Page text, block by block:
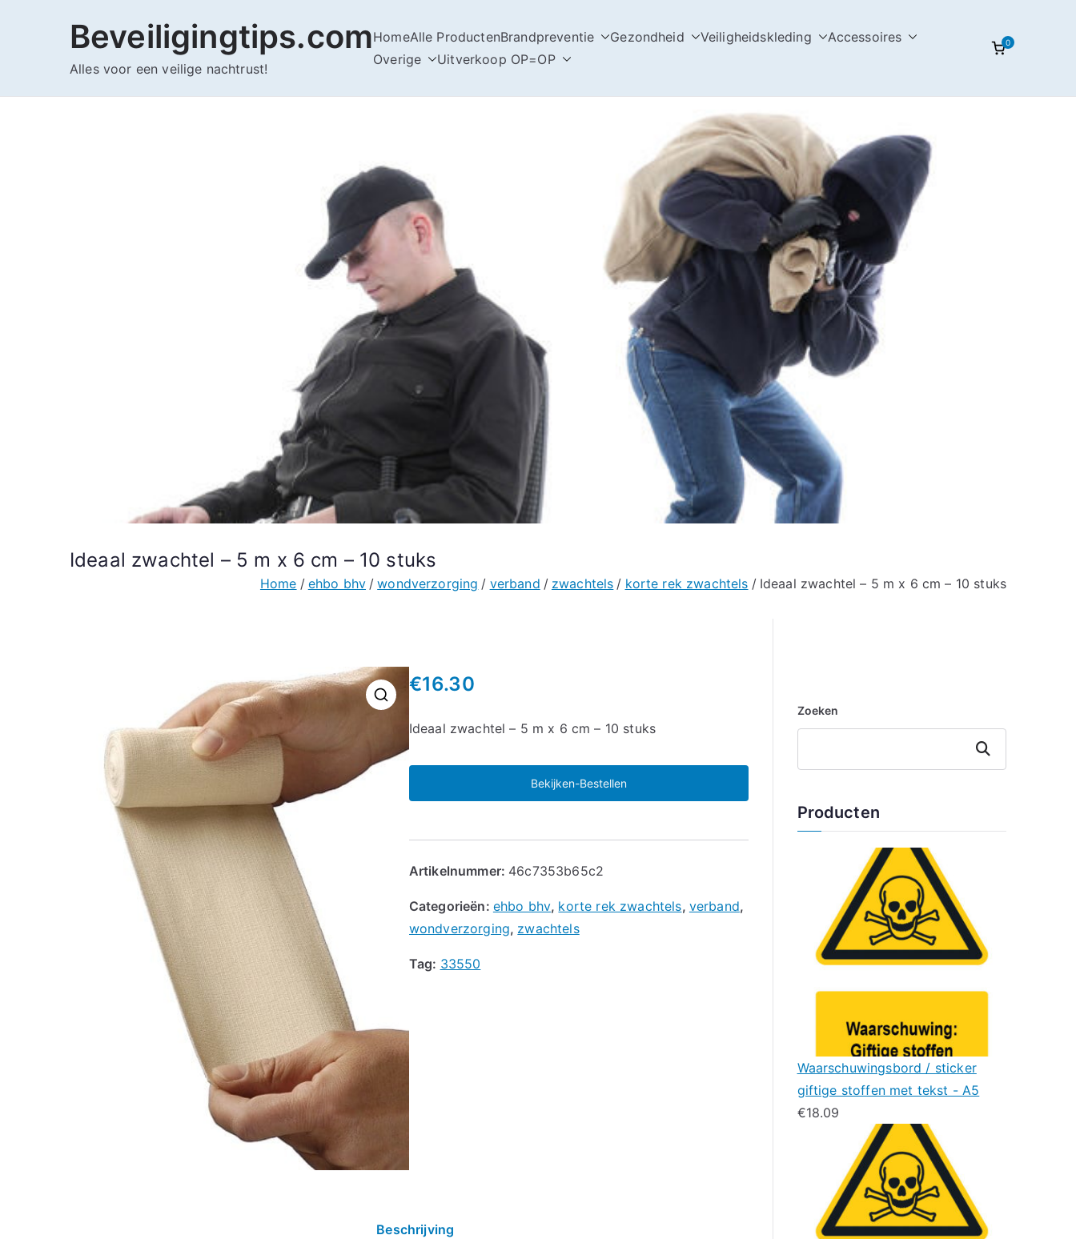
Beveiligingtips.com
Alles voor een veilige nachtrust!
HomeAlle ProductenBrandpreventie Gezondheid Veiligheidskleding
Accessoires
Overige
Uitverkoop OP=OP
0
Ideaal zwachtel – 5 m x 6 cm – 10 stuks
Home ehbo bhv wondverzorging verband zwachtels korte rek zwachtels Ideaal zwachtel – 5 m x 6 cm – 10 stuks
€16.30
Ideaal zwachtel – 5 m x 6 cm – 10 stuks
Bekijken-Bestellen
Artikelnummer: 46c7353b65c2
Categorieën: ehbo bhv, korte rek zwachtels, verband,
wondverzorging, zwachtels
Tag: 33550
Beschrijving
Zoeken
Zoeken
Producten
Waarschuwingsbord / sticker
giftige stoffen met tekst - A5
€18.09